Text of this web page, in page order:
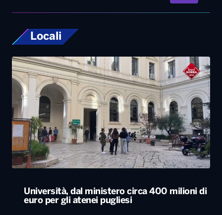
Locali
Università, dal ministero circa 400 milioni di
euro per gli atenei pugliesi